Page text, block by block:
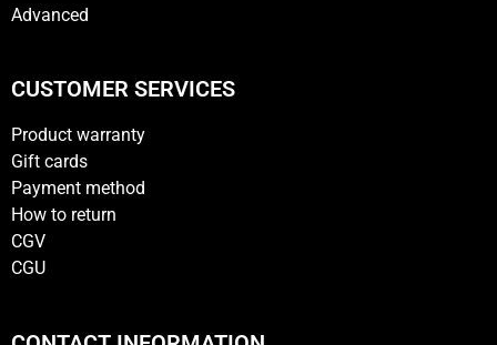
Advanced
CUSTOMER SERVICES
Product warranty
Gift cards
Payment method
How to return
CGV
CGU